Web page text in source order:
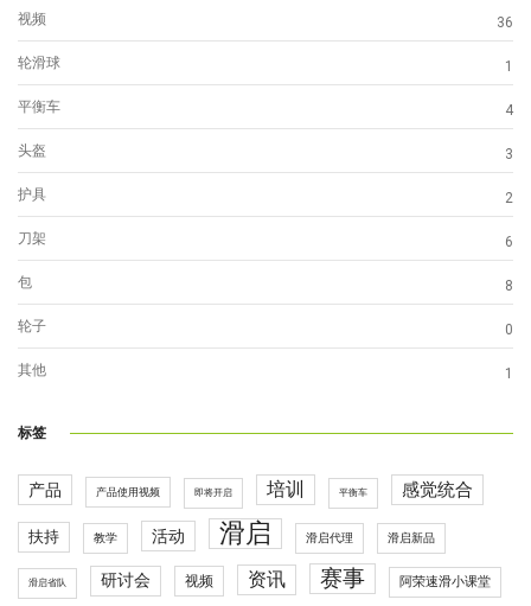
视频 36
轮滑球 1
平衡车 4
头盔 3
护具 2
刀架 6
包 8
轮子 0
其他 1
标签
产品 产品使用视频 即将开启 培训 平衡车 感觉统合
扶持 教学 活动 滑启 滑启代理 滑启新品
滑启省队 研讨会 视频 资讯 赛事 阿荣速滑小课堂